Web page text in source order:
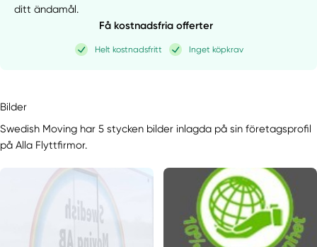
ditt ändamål.
Få kostnadsfria offerter
Helt kostnadsfritt Inget köpkrav
Bilder
Swedish Moving har 5 stycken bilder inlagda på sin företagsprofil
på Alla Flyttfirmor.